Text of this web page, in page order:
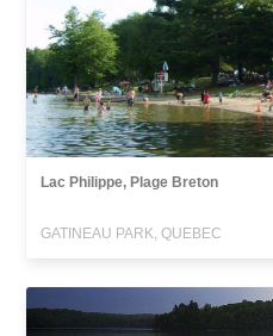
Lac Philippe, Plage Breton
GATINEAU PARK, QUEBEC